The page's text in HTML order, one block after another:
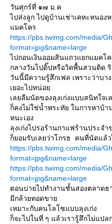
วันศุกร์ที่ ๑๗ ม.ค
ไปส่งลูก ไปดูบ้านเช่าเคหะหนอง
แมคโคร
https://pbs.twimg.com/media/
format=jpg&name=large
ไปถอนเงินออมสินแถวแยกแมคโ
กลางวันไปดิ๊ปหรือวิดพื้นสวนติด
วันนี้มีความรู้สึกเฟล เพราะว่าบ
เยอะไปหน่อย
เลยลืมนัดของลุงเก่งแบบสนิทใจเ
ก็คงไม่ใช่น้ำพระทัย ในการหาบ้
หนะเอง
ลุงเก่งไปรอร้านกาแฟร้านประจำ
ก็ยอมรับเลยว่าโกรธ คนที่นัดแล้
https://pbs.twimg.com/media/
format=jpg&name=large
https://pbs.twimg.com/media/
format=jpg&name=large
ตอนบ่ายไปทำงานชั้นสองตลาดธ
มีกล้วยทอดขาย
เหมาะกับคนโลโซแบบลุงเก่ง
ก็จะไปในที่ ๆ แล้วเรารู้สึกไม่แป